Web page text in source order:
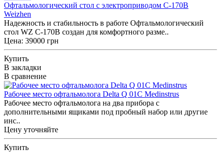
Офтальмологический стол с электроприводом C-170B
Weizhen
Надежность и стабильность в работе Офтальмологический
стол WZ C-170B создан для комфортного разме..
Цена: 39000 грн
Купить
В закладки
В сравнение
Рабочее место офтальмолога Delta Q 01С Medinstrus
Рабочее место офтальмолога на два прибора с
дополнительными ящиками под пробный набор или другие
инс..
Цену уточняйте
Купить